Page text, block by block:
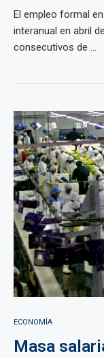
El empleo formal
interanual en abril
consecutivos de ...
ECONOMÍA
Masa